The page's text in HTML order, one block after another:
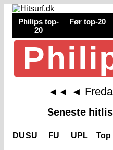
Philips top-
20
Før top-20
◄◄ ◄
Seneste
DUSU FU UPL Top